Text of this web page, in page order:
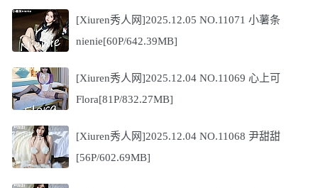
[Xiuren秀人网]2025.12.05 NO.11071 小薯条
nienie[60P/642.39MB]
[Xiuren秀人网]2025.12.04 NO.11069 心上可
Flora[81P/832.27MB]
[Xiuren秀人网]2025.12.04 NO.11068 尹甜甜
[56P/602.69MB]